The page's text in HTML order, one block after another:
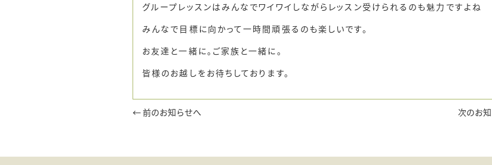
グループレッスンはみんなでワイワイしながらレッスン受けられるのも魅力ですよね
みんなで目標に向かって一時間頑張るのも楽しいです。
お友達と一緒に。ご家族と一緒に。
皆様のお越しをお待ちしております。
← 前のお知らせへ 次のお